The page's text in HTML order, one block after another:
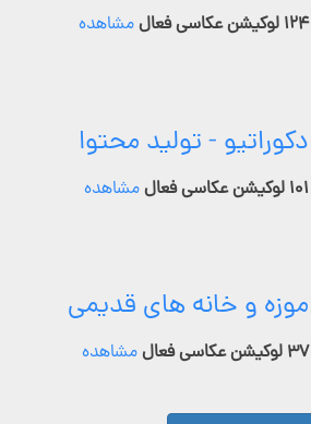
۱۲۴ لوکیشن عکاسی فعال مشاهده
دکوراتیو - تولید محتوا
۱۰۱ لوکیشن عکاسی فعال مشاهده
موزه و خانه های قدیمی
۳۷ لوکیشن عکاسی فعال مشاهده